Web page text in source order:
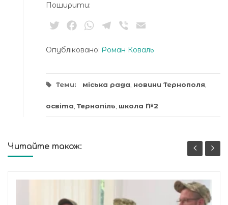
Поширити:
TwitterFacebookWhatsApp
Telegram
Viber
Опубліковано: Роман Коваль
Теми: міська рада, новини Тернополя,
освіта, Тернопіль, школа №2
Читайте також: